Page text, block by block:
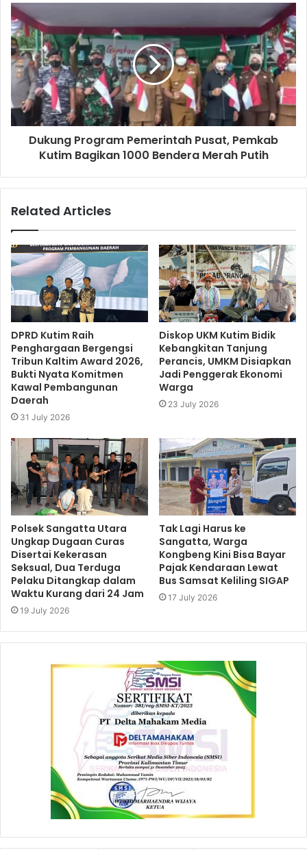
Dukung Program Pemerintah Pusat, Pemkab
Kutim Bagikan 1000 Bendera Merah Putih
Related Articles
DPRD Kutim Raih
Penghargaan Bergengsi
Tribun Kaltim Award 2026,
Bukti Nyata Komitmen
Kawal Pembangunan
Daerah
31 July 2026
Diskop UKM Kutim Bidik
Kebangkitan Tanjung
Perancis, UMKM Disiapkan
Jadi Penggerak Ekonomi
Warga
23 July 2026
Polsek Sangatta Utara
Ungkap Dugaan Curas
Disertai Kekerasan
Seksual, Dua Terduga
Pelaku Ditangkap dalam
Waktu Kurang dari 24 Jam
19 July 2026
Tak Lagi Harus ke
Sangatta, Warga
Kongbeng Kini Bisa Bayar
Pajak Kendaraan Lewat
Bus Samsat Keliling SIGAP
17 July 2026